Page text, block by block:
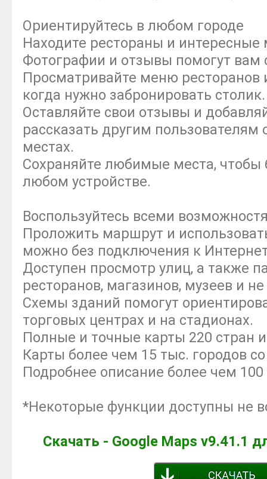
Ориентируйтесь в любом городе
Находите рестораны и интересные
Фотографии и отзывы помогут вам
Просматривайте меню ресторанов
когда нужно забронировать столик.
Оставляйте свои отзывы и
рассказать другим
местах.
Сохраняйте любимые места, чтобы
любом устройстве.
Воспользуйтесь всеми
Проложить маршрут и
можно без подключения к
Доступен просмотр улиц, а также
ресторанов, магазинов, музеев и
Схемы зданий помогут
торговых центрах и на стадионах.
Полные и точные карты 220 стран
Карты более чем 15 тыс. городов
Подробнее описание более чем
*Некоторые функции доступны не
Скачать - Google Maps v9.41.1